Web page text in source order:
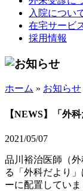
入院につい
在宅サービ
採用情報
ホーム » お知らせ
【NEWS】「外
2021/05/07
品川裕治医師（
る「外科だより
ーに配置してい